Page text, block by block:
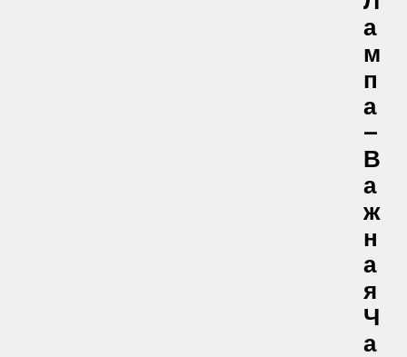
А
М
П
А
—
В
А
Ж
Н
А
Я
Ч
А